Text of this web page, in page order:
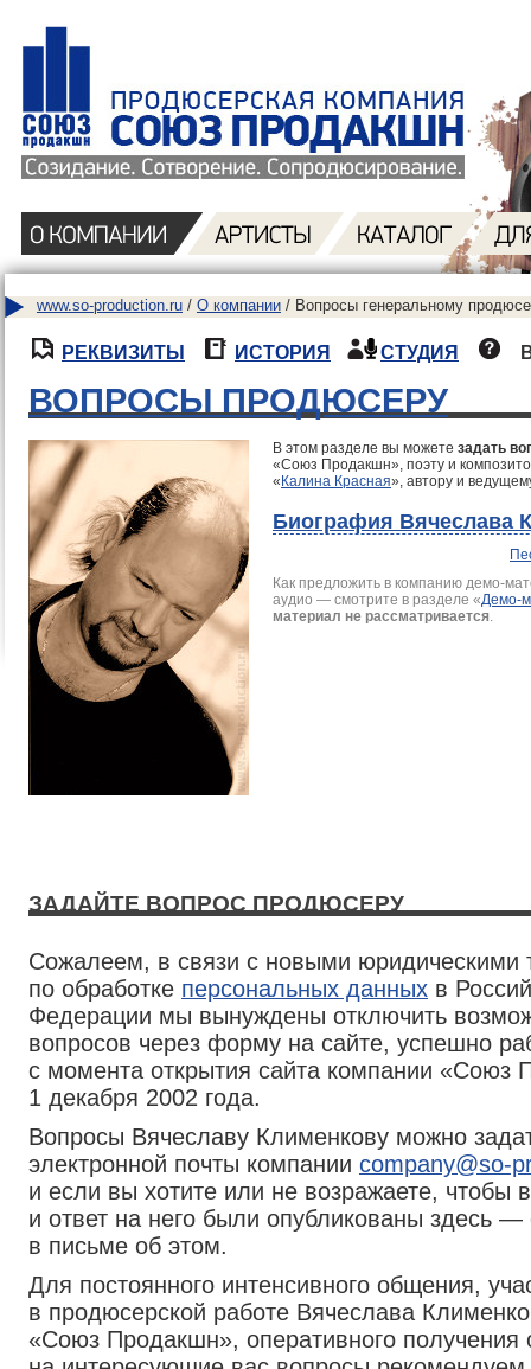
www.so-production.ru / О компании / Вопросы генеральному
РЕКВИЗИТЫ ИСТОРИЯ СТУДИЯ
ВОПРОСЫ ПРОДЮСЕРУ
В этом разделе вы можете задать
«Союз Продакшн», поэту и
«Калина Красная», автору и
Биография Вячеслава
Как предложить в компанию демо-
аудио — смотрите в разделе «Демо-
материал не рассматривается.
ЗАДАЙТЕ ВОПРОС ПРОДЮСЕРУ
Сожалеем, в связи с новыми юридическими
по обработке персональных данных в
Федерации мы вынуждены отключить
вопросов через форму на сайте, успешно
с момента открытия сайта компании «Союз
1 декабря 2002 года.
Вопросы Вячеславу Клименкову можно
электронной почты компании company@so-
и если вы хотите или не возражаете, чтобы
и ответ на него были опубликованы здесь
в письме об этом.
Для постоянного интенсивного общения,
в продюсерской работе Вячеслава
«Союз Продакшн», оперативного получения